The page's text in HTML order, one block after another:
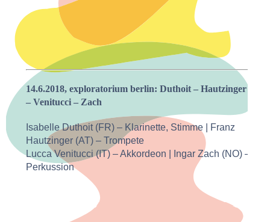
14.6.2018, exploratorium berlin: Duthoit – Hautzinger
– Venitucci – Zach
Isabelle Duthoit (FR) – Klarinette, Stimme | Franz
Hautzinger (AT) – Trompete
Lucca Venitucci (IT) – Akkordeon | Ingar Zach (NO) –
Perkussion